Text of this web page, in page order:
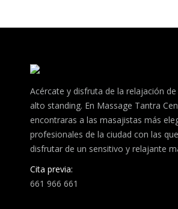
Acércate y disfruta de la relajación
alto standing. En Massage Tantra
encontraras a las masajistas más
profesionales de la ciudad con las
disfrutar de un sensitivo y relajante
Cita previa:
661 966 661